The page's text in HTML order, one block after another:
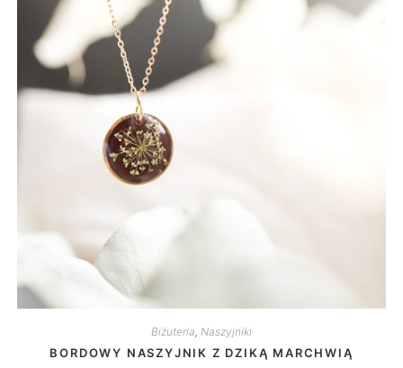
Biżuteria, Naszyjniki
BORDOWY NASZYJNIK Z DZIKĄ MARCHWIĄ